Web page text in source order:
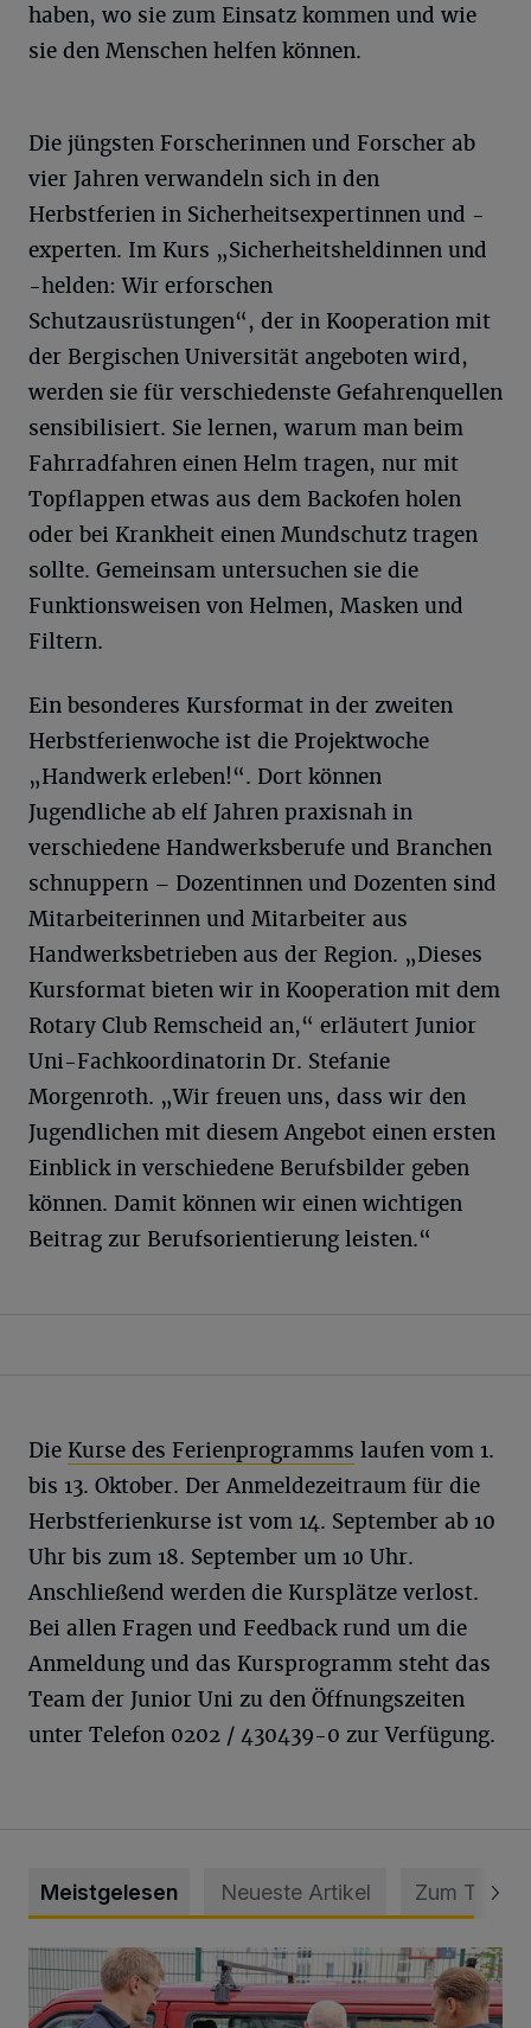
haben, wo sie zum Einsatz kommen und wie
sie den Menschen helfen können.
Die jüngsten Forscherinnen und Forscher ab
vier Jahren verwandeln sich in den
Herbstferien in Sicherheitsexpertinnen und -
experten. Im Kurs „Sicherheitsheldinnen und
-helden: Wir erforschen
Schutzausrüstungen“, der in Kooperation mit
der Bergischen Universität angeboten wird,
werden sie für verschiedenste Gefahrenquellen
sensibilisiert. Sie lernen, warum man beim
Fahrradfahren einen Helm tragen, nur mit
Topflappen etwas aus dem Backofen holen
oder bei Krankheit einen Mundschutz tragen
sollte. Gemeinsam untersuchen sie die
Funktionsweisen von Helmen, Masken und
Filtern.
Ein besonderes Kursformat in der zweiten
Herbstferienwoche ist die Projektwoche
„Handwerk erleben!“. Dort können
Jugendliche ab elf Jahren praxisnah in
verschiedene Handwerksberufe und Branchen
schnuppern – Dozentinnen und Dozenten sind
Mitarbeiterinnen und Mitarbeiter aus
Handwerksbetrieben aus der Region. „Dieses
Kursformat bieten wir in Kooperation mit dem
Rotary Club Remscheid an,“ erläutert Junior
Uni-Fachkoordinatorin Dr. Stefanie
Morgenroth. „Wir freuen uns, dass wir den
Jugendlichen mit diesem Angebot einen ersten
Einblick in verschiedene Berufsbilder geben
können. Damit können wir einen wichtigen
Beitrag zur Berufsorientierung leisten.“
Die Kurse des Ferienprogramms laufen vom 1.
bis 13. Oktober. Der Anmeldezeitraum für die
Herbstferienkurse ist vom 14. September ab 10
Uhr bis zum 18. September um 10 Uhr.
Anschließend werden die Kursplätze verlost.
Bei allen Fragen und Feedback rund um die
Anmeldung und das Kursprogramm steht das
Team der Junior Uni zu den Öffnungszeiten
unter Telefon 0202 / 430439-0 zur Verfügung.
Meistgelesen Neueste Artikel Zum Thema
Feuerwehr befreit Kind aus verschlossenem VW Bulli